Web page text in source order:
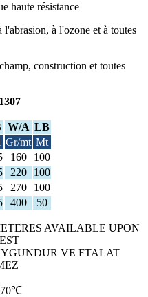
haute résistance
à l'ozone et à toutes
construction et toutes
W/A LB
Gr/mt Mt
160
100
220
100
270
100
400 50
AVAILABLE UPON
VE FTALAT